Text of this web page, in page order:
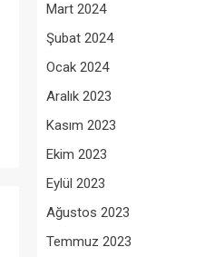
Mart 2024
Şubat 2024
Ocak 2024
Aralık 2023
Kasım 2023
Ekim 2023
Eylül 2023
Ağustos 2023
Temmuz 2023